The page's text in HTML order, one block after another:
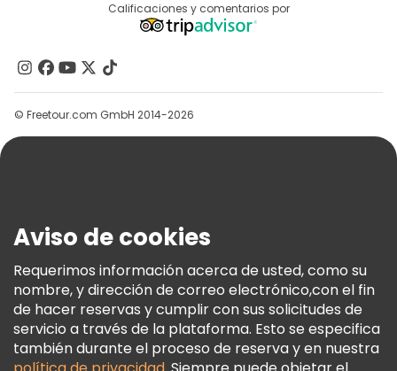
Programa De Afiliados
Contacto
Grupos
Ayuda
Términos E Información Legal
Política De Cookies
Freetour Premios
Programa De Fidelidad
Calificaciones y comentarios por
© Freetour.com GmbH 2014-2026
Aviso de cookies
Requerimos información acerca de usted, como su
nombre, y dirección de correo electrónico,con el fin
de hacer reservas y cumplir con sus solicitudes de
servicio a través de la plataforma. Esto se especifica
también durante el proceso de reserva y en nuestra